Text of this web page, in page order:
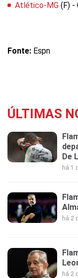
Atlético-MG (F) -
Fonte: Espn
ÚLTIMAS
De
há 1
há 2
há 2